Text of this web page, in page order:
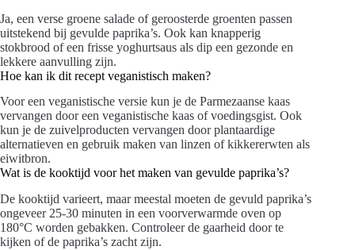
Ja, een verse groene salade of geroosterde groenten passen
uitstekend bij gevulde paprika’s. Ook kan knapperig
stokbrood of een frisse yoghurtsaus als dip een gezonde en
lekkere aanvulling zijn.
Hoe kan ik dit recept veganistisch maken?
Voor een veganistische versie kun je de Parmezaanse kaas
vervangen door een veganistische kaas of voedingsgist. Ook
kun je de zuivelproducten vervangen door plantaardige
alternatieven en gebruik maken van linzen of kikkererwten als
eiwitbron.
Wat is de kooktijd voor het maken van gevulde paprika’s?
De kooktijd varieert, maar meestal moeten de gevuld paprika’s
ongeveer 25-30 minuten in een voorverwarmde oven op
180°C worden gebakken. Controleer de gaarheid door te
kijken of de paprika’s zacht zijn.